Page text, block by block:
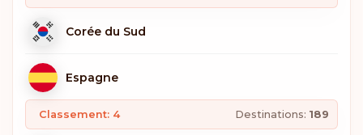
Corée du Sud
Espagne
Classement: 4 Destinations: 189